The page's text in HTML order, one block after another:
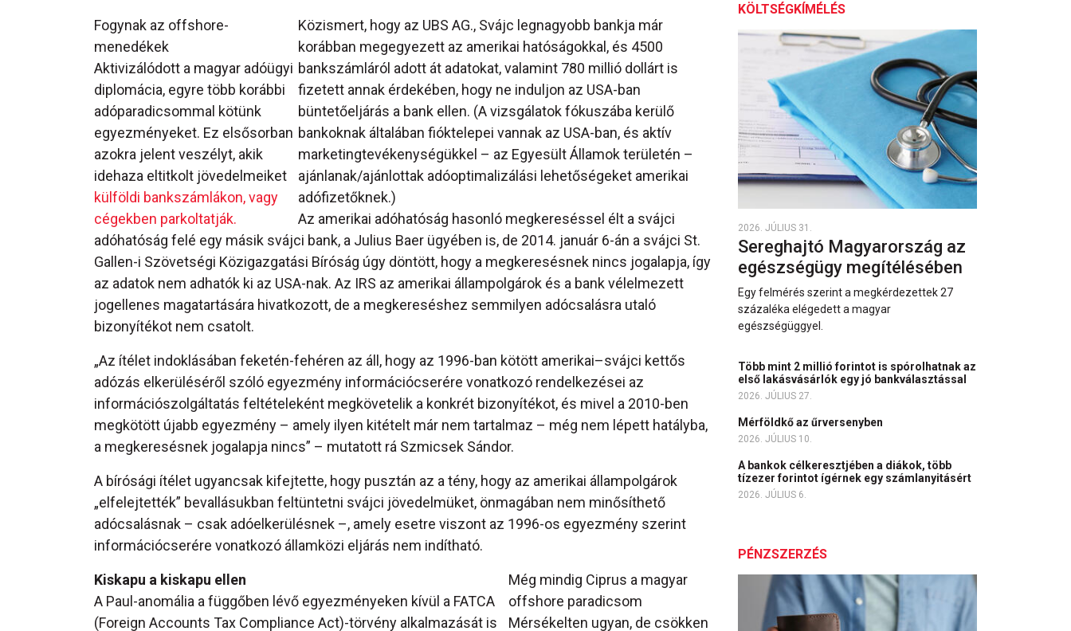
Fogynak az offshore-
menedékek
Aktivizálódott a magyar adóügyi
diplomácia, egyre több korábbi
adóparadicsommal kötünk
egyezményeket. Ez elsősorban
azokra jelent veszélyt, akik
idehaza eltitkolt jövedelmeiket
külföldi bankszámlákon, vagy
cégekben parkoltatják.
Közismert, hogy az UBS AG., Svájc legnagyobb bankja már
korábban megegyezett az amerikai hatóságokkal, és 4500
bankszámláról adott át adatokat, valamint 780 millió dollárt is
fizetett annak érdekében, hogy ne induljon az USA-ban
büntetőeljárás a bank ellen. (A vizsgálatok fókuszába kerülő
bankoknak általában fióktelepei vannak az USA-ban, és aktív
marketingtevékenységükkel – az Egyesült Államok területén –
ajánlanak/ajánlottak adóoptimalizálási lehetőségeket amerikai
adófizetőknek.)
Az amerikai adóhatóság hasonló megkereséssel élt a svájci
adóhatóság felé egy másik svájci bank, a Julius Baer ügyében is, de 2014. január 6-án a svájci St.
Gallen-i Szövetségi Közigazgatási Bíróság úgy döntött, hogy a megkeresésnek nincs jogalapja, így
az adatok nem adhatók ki az USA-nak. Az IRS az amerikai állampolgárok és a bank vélelmezett
jogellenes magatartására hivatkozott, de a megkereséshez semmilyen adócsalásra utaló
bizonyítékot nem csatolt.
„Az ítélet indoklásában feketén-fehéren az áll, hogy az 1996-ban kötött amerikai–svájci kettős
adózás elkerüléséről szóló egyezmény információcserére vonatkozó rendelkezései az
információszolgáltatás feltételeként megkövetelik a konkrét bizonyítékot, és mivel a 2010-ben
megkötött újabb egyezmény – amely ilyen kitételt már nem tartalmaz – még nem lépett hatályba,
a megkeresésnek jogalapja nincs” – mutatott rá Szmicsek Sándor.
A bírósági ítélet ugyancsak kifejtette, hogy pusztán az a tény, hogy az amerikai állampolgárok
„elfelejtették” bevallásukban feltüntetni svájci jövedelmüket, önmagában nem minősíthető
adócsalásnak – csak adóelkerülésnek –, amely esetre viszont az 1996-os egyezmény szerint
információcserére vonatkozó államközi eljárás nem indítható.
Még mindig Ciprus a magyar
offshore paradicsom
Mérsékelten ugyan, de csökken
Kiskapu a kiskapu ellen
A Paul-anomália a függőben lévő egyezményeken kívül a FATCA
(Foreign Accounts Tax Compliance Act)-törvény alkalmazását is
KÖLTSÉGKÍMÉLÉS
2026. JÚLIUS 31.
Sereghajtó Magyarország az
egészségügy megítélésében
Egy felmérés szerint a megkérdezettek 27
százaléka elégedett a magyar
egészségüggyel.
Több mint 2 millió forintot is spórolhatnak az
első lakásvásárlók egy jó bankválasztással
2026. JÚLIUS 27.
Mérföldkő az űrversenyben
2026. JÚLIUS 10.
A bankok célkeresztjében a diákok, több
tízezer forintot ígérnek egy számlanyitásért
2026. JÚLIUS 6.
PÉNZSZERZÉS